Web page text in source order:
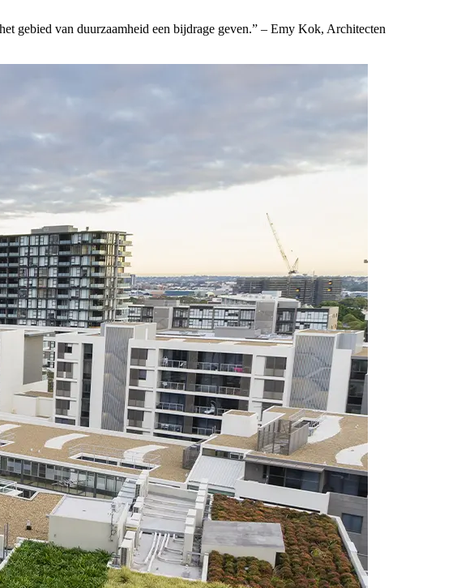
gebied van duurzaamheid een bijdrage geven.” – Emy Kok, Architecten